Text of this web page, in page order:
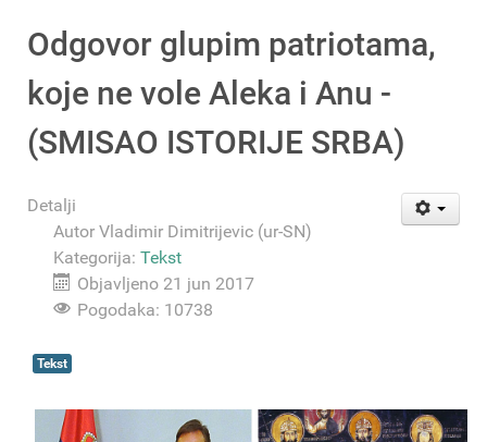
Odgovor glupim patriotama,
koje ne vole Aleka i Anu -
(SMISAO ISTORIJE SRBA)
Detalji
Autor Vladimir Dimitrijevic (ur-SN)
Kategorija: Tekst
Objavljeno 21 jun 2017
Pogodaka: 10738
Tekst